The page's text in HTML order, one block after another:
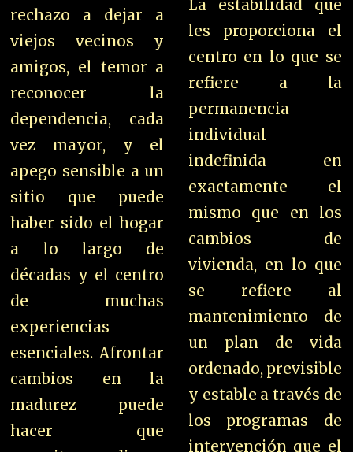
rechazo a dejar a
viejos vecinos y
amigos, el temor a
reconocer la
dependencia, cada
vez mayor, y el
apego sensible a un
sitio que puede
haber sido el hogar
a lo largo de
décadas y el centro
de muchas
experiencias
esenciales. Afrontar
cambios en la
madurez puede
hacer que
La estabilidad que
les proporciona el
centro en lo que se
refiere a la
permanencia
individual
indefinida en
exactamente el
mismo que en los
cambios de
vivienda, en lo que
se refiere al
mantenimiento de
un plan de vida
ordenado, previsible
y estable a través de
los programas de
intervención que el